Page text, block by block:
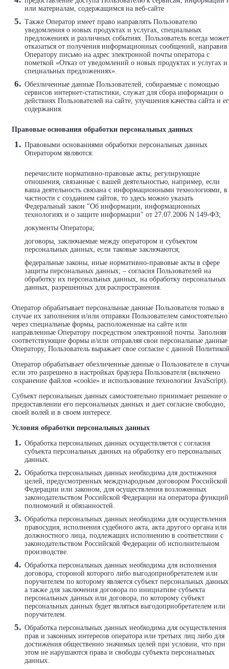
или материалам, содержащимся на веб-сайте
Также Оператор имеет право направлять Пользователю
уведомления о новых продуктах и услугах, специальных
предложениях и различных событиях. Пользователь всегда может
отказаться от получения информационных сообщений, направив
Оператору письмо на адрес электронной почты оператора с
пометкой «Отказ от уведомлений о новых продуктах и услугах и
специальных предложениях».
Обезличенные данные Пользователей, собираемые с помощью
сервисов интернет-статистики, служат для сбора информации о
действиях Пользователей на сайте, улучшения качества сайта и
содержания.
Правовые основания обработки персональных данных
Правовыми основаниями обработки персональных данных
Оператором являются:
перечислите нормативно-правовые акты, регулирующие
отношения, связанные с вашей деятельностью, например, если
ваша деятельность связана с информационными технологиями, в
частности с созданием сайтов, то здесь можно указать
Федеральный закон "Об информации, информационных
технологиях и о защите информации" от 27.07.2006 N 149-ФЗ;
документы Оператора;
договоры, заключаемые между оператором и субъектом
персональных данных, если таковые заключаются;
федеральные законы, иные нормативно-правовые акты в сфере
защиты персональных данных; – согласия Пользователей на
обработку их персональных данных, на обработку персональных
данных, разрешенных для распространения.
Оператор обрабатывает персональные данные Пользователя только в
случае их заполнения и/или отправки Пользователем самостоятельно
через специальные формы, расположенные на сайте или
направленные Оператору посредством электронной почты. Заполняя
соответствующие формы и/или отправляя свои персональные данные
Оператору, Пользователь выражает свое согласие с данной
Оператор обрабатывает обезличенные данные о Пользователе в
если это разрешено в настройках браузера Пользователя (включено
сохранение файлов «cookie» и использование технологии JavaScript).
Субъект персональных данных самостоятельно принимает решение о
предоставлении его персональных данных и дает согласие свободно,
своей волей и в своем интересе.
Условия обработки персональных данных
Обработка персональных данных осуществляется с согласия
субъекта персональных данных на обработку его персональных
данных.
Обработка персональных данных необходима для достижения
целей, предусмотренных международным договором Российской
Федерации или законом, для осуществления возложенных
законодательством Российской Федерации на оператора
полномочий и обязанностей.
Обработка персональных данных необходима для осуществления
правосудия, исполнения судебного акта, акта другого органа или
должностного лица, подлежащих исполнению в соответствии с
законодательством Российской Федерации об исполнительном
производстве.
Обработка персональных данных необходима для исполнения
договора, стороной которого либо выгодоприобретателем или
поручителем по которому является субъект персональных
а также для заключения договора по инициативе субъекта
персональных данных или договора, по которому субъект
персональных данных будет являться выгодоприобретателем или
поручителем.
Обработка персональных данных необходима для осуществления
прав и законных интересов оператора или третьих лиц либо для
достижения общественно значимых целей при условии, что при
этом не нарушаются права и свободы субъекта персональных
данных.